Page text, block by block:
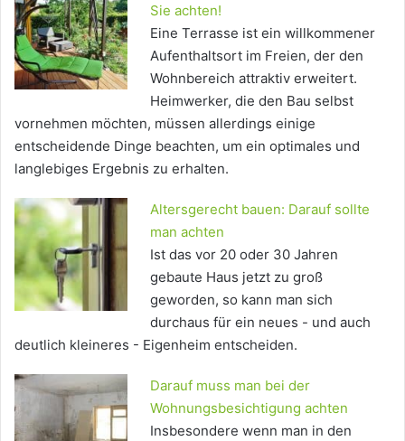
Sie achten!
Eine Terrasse ist ein willkommener
Aufenthaltsort im Freien, der den
Wohnbereich attraktiv erweitert.
Heimwerker, die den Bau selbst
vornehmen möchten, müssen allerdings einige
entscheidende Dinge beachten, um ein optimales und
langlebiges Ergebnis zu erhalten.
Altersgerecht bauen: Darauf sollte
man achten
Ist das vor 20 oder 30 Jahren
gebaute Haus jetzt zu groß
geworden, so kann man sich
durchaus für ein neues - und auch
deutlich kleineres - Eigenheim entscheiden.
Darauf muss man bei der
Wohnungsbesichtigung achten
Insbesondere wenn man in den